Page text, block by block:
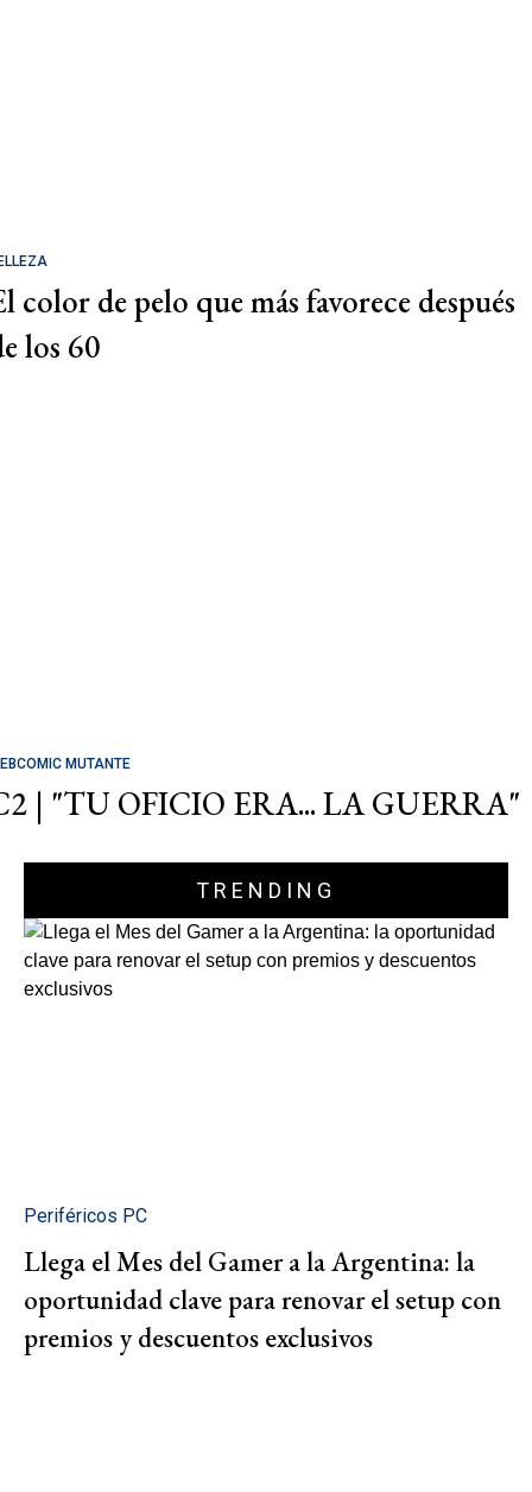
color de pelo que más favorece después
los 60
MUTANTE
| "TU OFICIO ERA... LA GUERRA"
TRENDING
Periféricos PC
Llega el Mes del Gamer a la Argentina: la
oportunidad clave para renovar el setup con
premios y descuentos exclusivos